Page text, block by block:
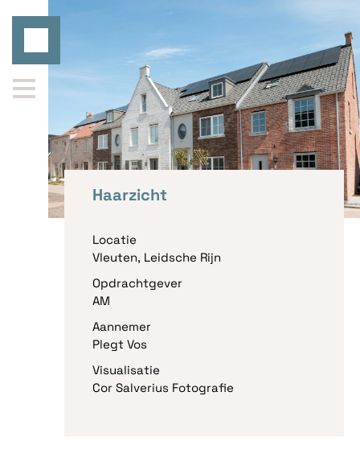
Terug
Haarzicht
Locatie
Vleuten, Leidsche Rijn
Opdrachtgever
AM
Aannemer
Plegt Vos
Visualisatie
Cor Salverius Fotografie